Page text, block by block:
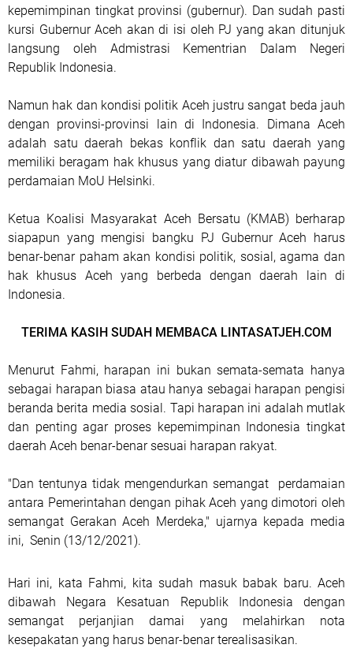
kepemimpinan tingkat provinsi (gubernur). Dan sudah pasti
kursi Gubernur Aceh akan di isi oleh PJ yang akan ditunjuk
langsung oleh Admistrasi Kementrian Dalam Negeri
Republik Indonesia.
Namun hak dan kondisi politik Aceh justru sangat beda jauh
dengan provinsi-provinsi lain di Indonesia. Dimana Aceh
adalah satu daerah bekas konflik dan satu daerah yang
memiliki beragam hak khusus yang diatur dibawah payung
perdamaian MoU Helsinki.
Ketua Koalisi Masyarakat Aceh Bersatu (KMAB) berharap
siapapun yang mengisi bangku PJ Gubernur Aceh harus
benar-benar paham akan kondisi politik, sosial, agama dan
hak khusus Aceh yang berbeda dengan daerah lain di
Indonesia.
TERIMA KASIH SUDAH MEMBACA LINTASATJEH.COM
Menurut Fahmi, harapan ini bukan semata-semata hanya
sebagai harapan biasa atau hanya sebagai harapan pengisi
beranda berita media sosial. Tapi harapan ini adalah mutlak
dan penting agar proses kepemimpinan Indonesia tingkat
daerah Aceh benar-benar sesuai harapan rakyat.
"Dan tentunya tidak mengendurkan semangat perdamaian
antara Pemerintahan dengan pihak Aceh yang dimotori oleh
semangat Gerakan Aceh Merdeka," ujarnya kepada media
ini, Senin (13/12/2021).
Hari ini, kata Fahmi, kita sudah masuk babak baru. Aceh
dibawah Negara Kesatuan Republik Indonesia dengan
semangat perjanjian damai yang melahirkan nota
kesepakatan yang harus benar-benar terealisasikan.